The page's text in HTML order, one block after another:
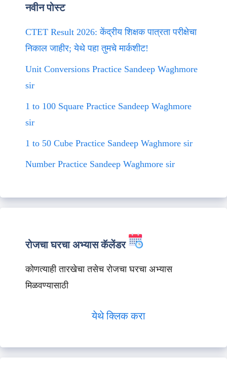
नवीन पोस्ट
CTET Result 2026: केंद्रीय शिक्षक पात्रता परीक्षेचा
निकाल जाहीर; येथे पहा तुमचे मार्कशीट!
Unit Conversions Practice Sandeep Waghmore
sir
1 to 100 Square Practice Sandeep Waghmore
sir
1 to 50 Cube Practice Sandeep Waghmore sir
Number Practice Sandeep Waghmore sir
रोजचा घरचा अभ्यास कॅलेंडर
कोणत्याही तारखेचा तसेच रोजचा घरचा अभ्यास
मिळवण्यासाठी
येथे क्लिक करा